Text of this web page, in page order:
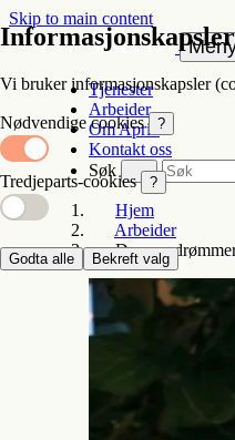
Skip to main content
Tjenester
Arbeider
Om Apriil
Kontakt oss
Søk
Hjem
Arbeider
De som
Informasjonskapsler
Vi bruker informasjonskapsler
Nødvendige cookies ?
Tredjeparts-cookies ?
Godta alle Bekreft valg